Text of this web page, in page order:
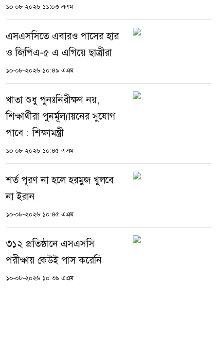
১০-০৮-২০২৬ ১১:০৩ এএম
এসএসসিতে এবারও পাসের হার
ও জিপিএ-৫ এ এগিয়ে ছাত্রীরা
১০-০৮-২০২৬ ১০:৪৯ এএম
খাতা শুধু পুনঃনিরীক্ষণ নয়,
শিক্ষার্থীরা পুনর্মূল্যায়নের সুযোগ
পাবে : শিক্ষামন্ত্রী
১০-০৮-২০২৬ ১০:৪৫ এএম
শর্ত পূরণ না হলে হরমুজ খুলবে
না ইরান
১০-০৮-২০২৬ ১০:৪৫ এএম
৩১২ প্রতিষ্ঠানে এসএসসি
পরীক্ষায় কেউই পাস করেনি
১০-০৮-২০২৬ ১০:৩৯ এএম